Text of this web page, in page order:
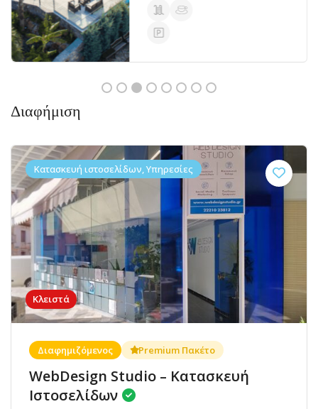
Διαφήμιση
Κλειστά
Κατασκευή ιστοσελίδων, Υπηρεσίες
Διαφημιζόμενος Premium Πακέτο
WebDesign Studio – Κατασκευή
Ιστοσελίδων